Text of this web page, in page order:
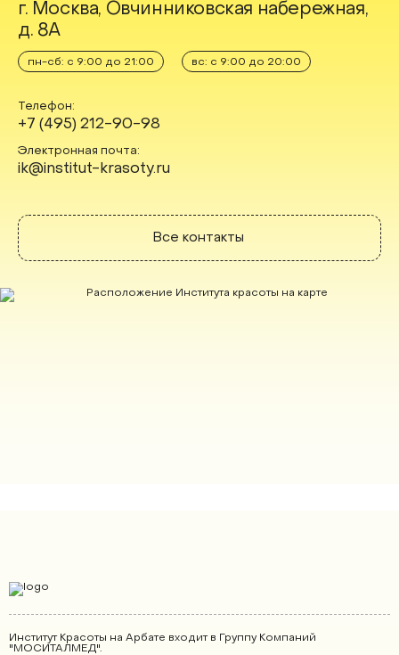
г. Москва, Овчинниковская набережная,
д. 8А
пн-сб: с 9:00 до 21:00 вс: с 9:00 до 20:00
Телефон:
+7 (495) 212-90-98
Электронная почта:
ik@institut-krasoty.ru
Все контакты
Институт Красоты на Арбате входит в Группу Компаний
"МОСИТАЛМЕД".